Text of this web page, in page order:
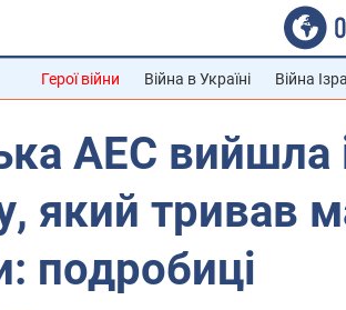
Герої війни Війна в Україні Війна
АЕС вийшла
який тривав
подробиці